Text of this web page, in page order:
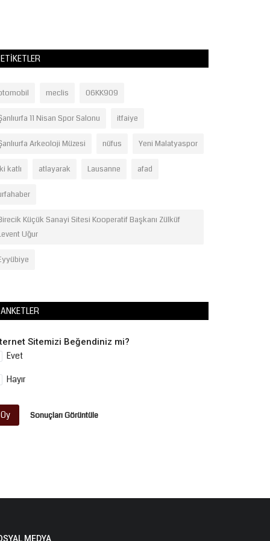
ETIKETLER
meclis 06KK909
11 Nisan Spor Salonu itfaiye
Arkeoloji Müzesi nüfus Yeni Malatyaspor
katlı atlayarak Lausanne afad
Küçük Sanayi Sitesi Kooperatif Başkanı Zülküf
Uğur
ANKETLER
Sitemizi Beğendiniz mi?
Evet
Hayır
Oy Sonuçları Görüntüle
MEDYA